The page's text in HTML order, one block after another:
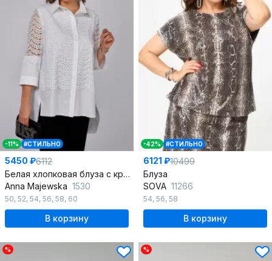
-11% #СТИЛЬНО
5450 ₽6112
Белая хлопковая блуза с кружевами и выкройкой полуприлегающего силуэта
Anna Majewska 1530
50, 52, 54, 56, 58, 60
В корзину
-42% #СТИЛЬНО
6121 ₽10499
Блуза
SOVA 11266
54, 56, 58
В корзину
% %